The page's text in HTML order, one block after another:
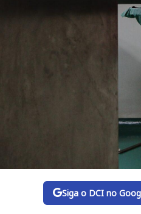
Siga o DCI no